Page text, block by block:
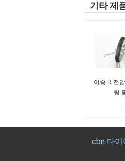
기타 제
이중 R 전
링
cbn 다이